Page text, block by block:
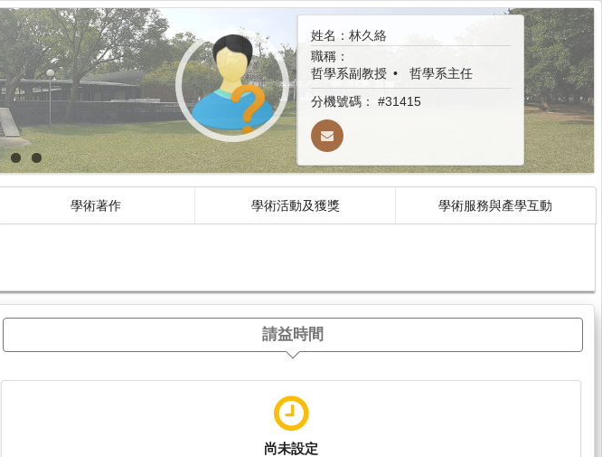
姓名：林久絡
職稱：
哲學系副教授
哲學系主任
分機號碼： #31415
學術著作 學術活動及獲獎 學術服務與產學互動
請益時間
尚未設定